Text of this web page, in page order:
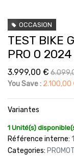
OCCASION
TEST BIKE
PRO 0 2024
3.999,00 €
You Save : 2.100,00
Variantes
1 Unité(s)
Référence interne:
Categories: